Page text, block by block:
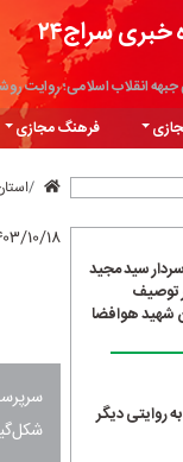
خبری سراج۲۴
انقلاب اسلامی؛ روایت
فرهنگ مجازی
سید مجید
توصیف
شهید هوافضا
روایتی دیگر
۱۴۰۳/۱۰/۱۸ -